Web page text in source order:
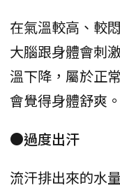
在氣溫較高、較
大腦跟身體會刺
溫下降，屬於正
會覺得身體舒爽。
●過度出汗
流汗排出來的水